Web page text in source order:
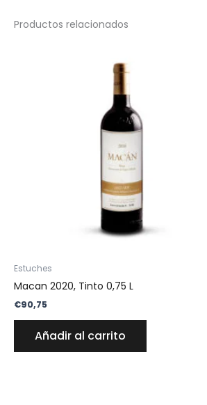
Productos relacionados
Estuches
Macan 2020, Tinto 0,75 L
€90,75
Añadir al carrito